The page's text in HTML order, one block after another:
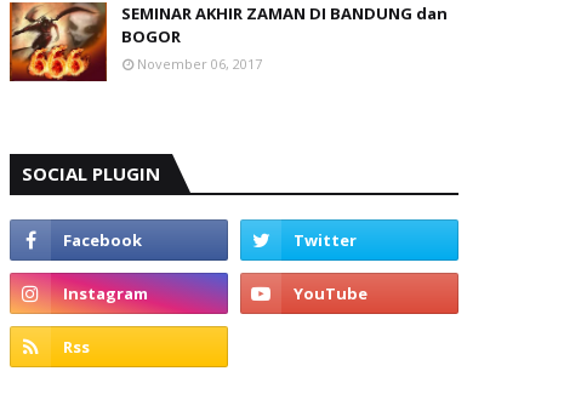
SEMINAR AKHIR ZAMAN DI BANDUNG dan
BOGOR
November 06, 2017
SOCIAL PLUGIN